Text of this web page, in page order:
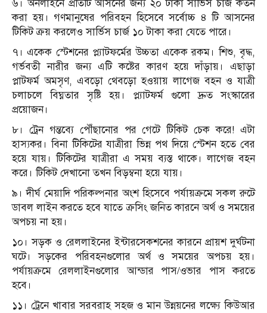
৬। অনলাইনে প্রতিটি আসনের জন্য ২০ টাকা সার্ভিস চার্জ কর্তন
করা হয়। গণমানুষের পরিবহন হিসেবে সর্বোচ্চ ৪ টি আসনের
টিকিট ক্রয় করলেও সার্ভিস চার্জ ১০ টাকা করা যেতে পারে।
৭। একেক স্টেশনের প্ল্যাটফর্মের উচ্চতা একেক রকম। শিশু, বৃদ্ধ,
গর্ভবতী নারীর জন্য এটি কষ্টের কারণ হয়ে দাঁড়ায়। এছাড়া
প্লাটফর্ম অমসৃণ, এবড়ো থেবড়ো হওয়ায় লাগেজ বহন ও যাত্রী
চলাচলে বিঘ্নতার সৃষ্টি হয়। প্ল্যাটফর্ম গুলো দ্রুত সংস্কারের
প্রয়োজন।
৮। ট্রেন গন্তব্যে পৌঁছানোর পর গেটে টিকিট চেক করে! এটা
হাস্যকর। বিনা টিকিটের যাত্রীরা ভিন্ন পথ দিয়ে স্টেশন হতে বের
হয়ে যায়। টিকিটের যাত্রীরা এ সময় ব্যস্ত থাকে। লাগেজ বহন
করে। টিকিট দেখানো তখন বিড়ম্বনা হয়ে যায়।
৯। দীর্ঘ মেয়াদি পরিকল্পনার অংশ হিসেবে পর্যায়ক্রমে সকল রুটে
ডাবল লাইন করতে হবে যাতে ক্রসিং জনিত কারনে অর্থ ও সময়ের
অপচয় না হয়।
১০। সড়ক ও রেললাইনের ইন্টারসেকশনের কারনে প্রায়শ দুর্ঘটনা
ঘটে। সড়কের পরিবহনগুলোর অর্থ ও সময়ের অপচয় হয়।
পর্যায়ক্রমে রেললাইনগুলোর আন্ডার পাস/ওভার পাস করতে
হবে।
১১। ট্রেনে খাবার সরবরাহ সহজ ও মান উন্নয়নের লক্ষ্যে কিউআর